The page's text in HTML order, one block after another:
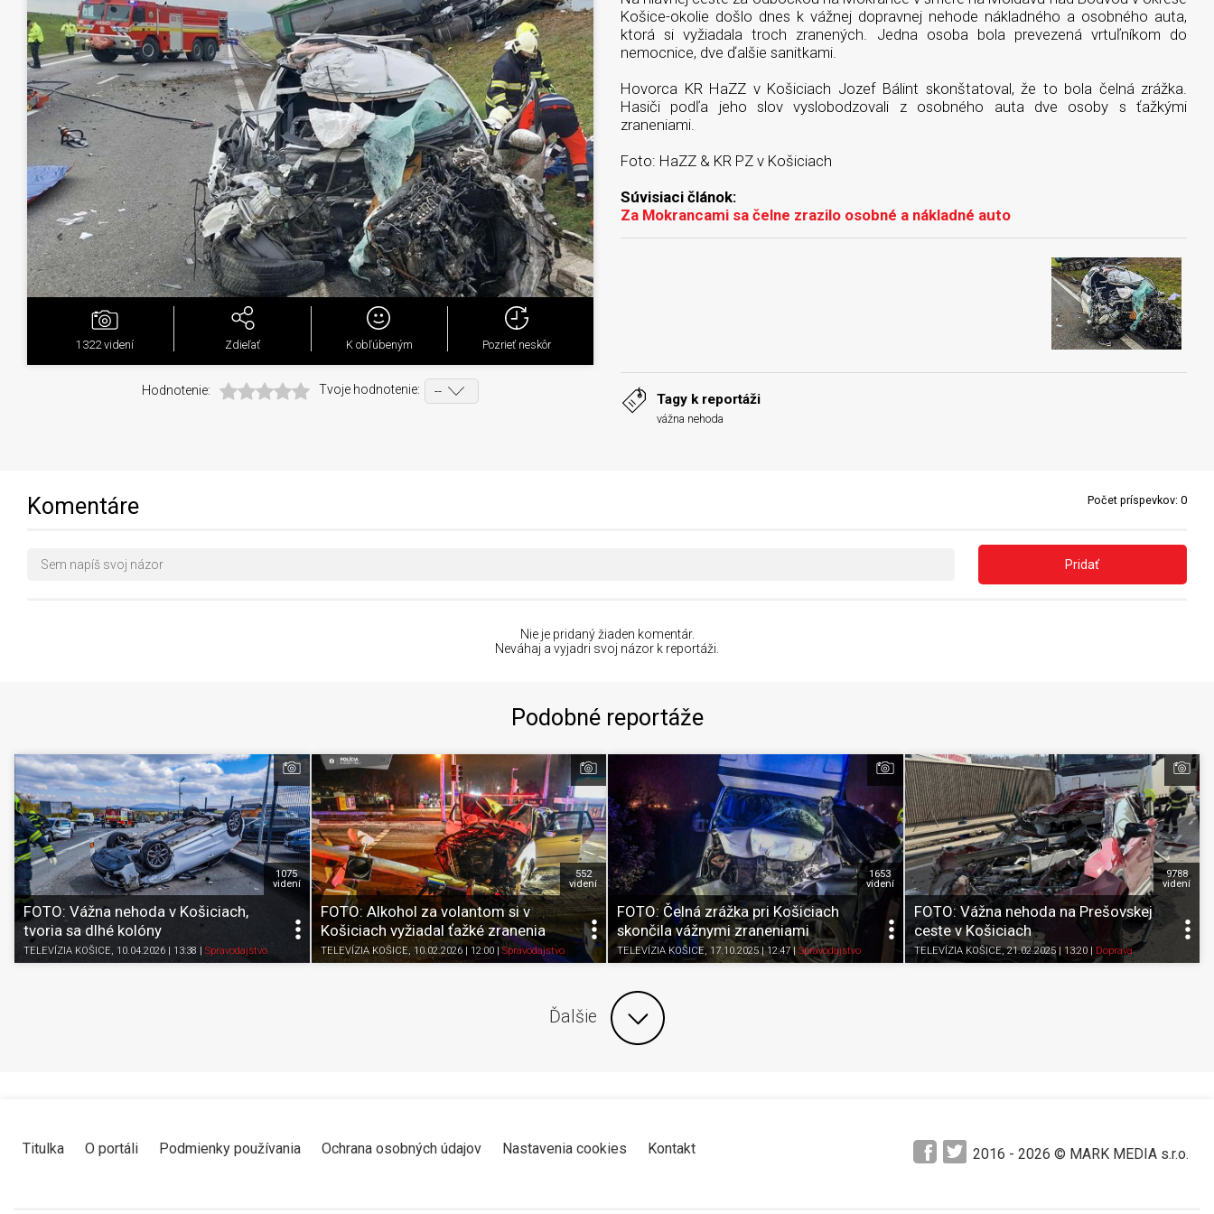
1322 videní Zdieľať K obľúbeným Pozrieť neskôr
Hodnotenie: Tvoje hodnotenie:
Košice-okolie došlo dnes k vážnej dopravnej nehode nákladného a osobného auta,
ktorá si vyžiadala troch zranených. Jedna osoba bola prevezená vrtuľníkom do
nemocnice, dve ďalšie sanitkami.
Hovorca KR HaZZ v Košiciach Jozef Bálint skonštatoval, že to bola čelná zrážka.
Hasiči podľa jeho slov vyslobodzovali z osobného auta dve osoby s ťažkými
zraneniami.
Foto: HaZZ & KR PZ v Košiciach
Súvisiaci článok:
Za Mokrancami sa čelne zrazilo osobné a nákladné auto
Tagy k reportáži
vážna nehoda
Komentáre Počet príspevkov: 0
Pridať
Nie je pridaný žiaden komentár.
Neváhaj a vyjadri svoj názor k reportáži.
Podobné reportáže
FOTO: Vážna nehoda v Košiciach,
tvoria sa dlhé kolóny
TELEVÍZIA KOŠICE, 10.04.2026 | 13:38 | Spravodajstvo Pozrieť neskôr
K obľúbeným
Zdieľať
1075
videní
FOTO: Alkohol za volantom si v
Košiciach vyžiadal ťažké zranenia
TELEVÍZIA KOŠICE, 10.02.2026 | 12:00| Spravodajstvo Pozrieť neskôr
K obľúbeným
Zdieľať
552
videní
FOTO: Čelná zrážka pri Košiciach
skončila vážnymi zraneniami
TELEVÍZIA KOŠICE, 17.10.2025 | 12:47| Spravodajstvo Pozrieť neskôr
K obľúbeným
Zdieľať
1653
videní
FOTO: Vážna nehoda na Prešovskej
ceste v Košiciach
TELEVÍZIA KOŠICE, 21.02.2025 | 13:20| Doprava
9788
videní
Ďalšie
Titulka O portáli Podmienky používania Ochrana osobných údajov Nastavenia cookies Kontakt 2016 - 2026 © MARK MEDIA s.r.o.